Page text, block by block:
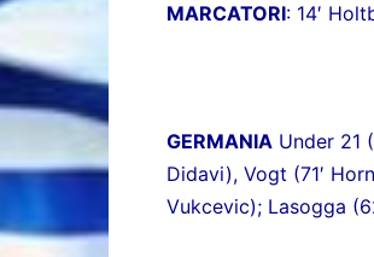
MARCATORI: 14′
GERMANIA Under 21
Didavi), Vogt (71′
Vukcevic); Lasogga